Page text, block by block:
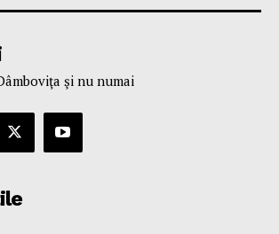
şi nu numai